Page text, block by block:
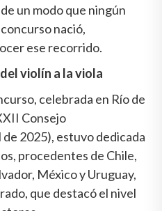
un modo que ningún
nació,
ese recorrido.
violín a la viola
celebrada en Río de
Consejo
2025), estuvo dedicada
procedentes de Chile,
México y Uruguay,
que destacó el nivel